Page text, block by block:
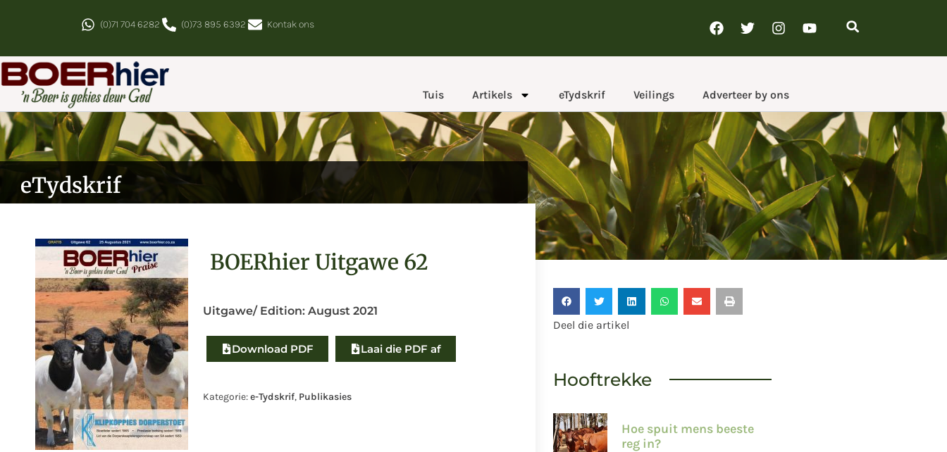
(0)71 704 6282 (0)73 895 6392 Kontak ons
Tuis Artikels eTydskrif Veilings Adverteer by ons
eTydskrif
BOERhier Uitgawe 62
Uitgawe/ Edition: August 2021
Download PDF Laai die PDF af
Kategorie:e-Tydskrif, Publikasies
Deel die artikel
Hooftrekke
Hoe spuit mens beeste
reg in?